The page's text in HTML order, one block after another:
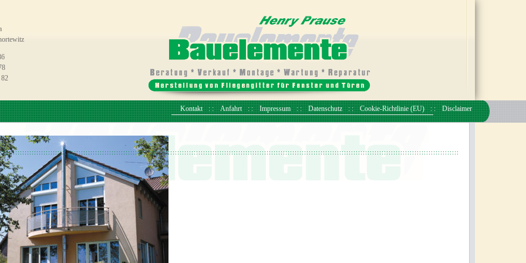
Kontakt Anfahrt Impressum Datenschutz Cookie-Richtlinie (EU) Disclaimer